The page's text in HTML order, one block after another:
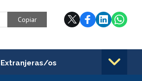
Copiar
Extranjeras/os